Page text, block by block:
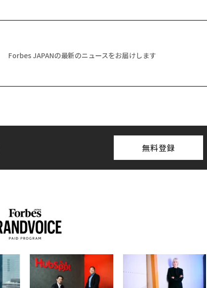
Forbes JAPANの最新のニュースをお届けします
無料登録